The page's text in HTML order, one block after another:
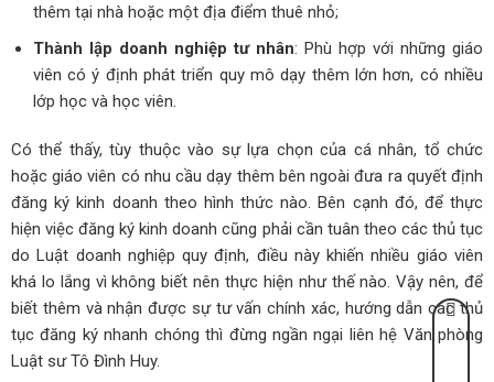
thêm tại nhà hoặc một địa điểm thuê nhỏ;
Thành lập doanh nghiệp tư nhân: Phù hợp với những giáo
viên có ý định phát triển quy mô dạy thêm lớn hơn, có nhiều
lớp học và học viên.
Có thể thấy, tùy thuộc vào sự lựa chọn của cá nhân, tổ chức
hoặc giáo viên có nhu cầu dạy thêm bên ngoài đưa ra quyết định
đăng ký kinh doanh theo hình thức nào. Bên cạnh đó, để thực
hiện việc đăng ký kinh doanh cũng phải cần tuân theo các thủ tục
do Luật doanh nghiệp quy định, điều này khiến nhiều giáo viên
khá lo lắng vì không biết nên thực hiện như thế nào. Vậy nên, để
biết thêm và nhận được sự tư vấn chính xác, hướng dẫn các thủ
tục đăng ký nhanh chóng thì đừng ngần ngại liên hệ Văn phòng
Luật sư Tô Đình Huy.